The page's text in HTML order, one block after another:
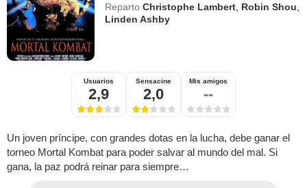
Reparto Christophe Lambert Robin Shou
Linden Ashby
Usuarios
2,9
Sensacine
2,0
Mis amigos
--
Un joven príncipe, con grandes dotas en la lucha, debe ganar el
torneo Mortal Kombat para poder salvar al mundo del mal. Si
gana, la paz podrá reinar para siempre…